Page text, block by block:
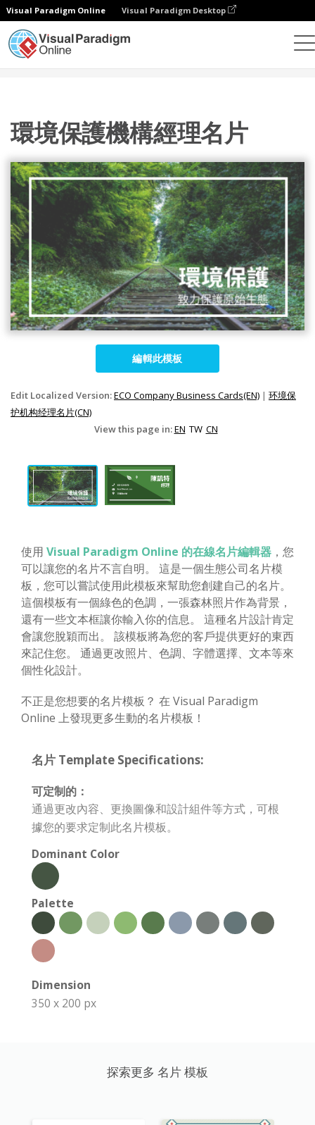
Visual Paradigm Online Visual Paradigm Desktop
環境保護機構經理名片
編輯此模板
Edit Localized Version:ECO Company Business Cards(EN) | 环境保
护机构经理名片(CN)
View this page in:EN TW CN
使用 Visual Paradigm Online 的在線名片編輯器 ，您
可以讓您的名片不言自明。 這是一個生態公司名片模
板，您可以嘗試使用此模板來幫助您創建自己的名片。
這個模板有一個綠色的色調，一張森林照片作為背景，
還有一些文本框讓你輸入你的信息。 這種名片設計肯定
會讓您脫穎而出。 該模板將為您的客戶提供更好的東西
來記住您。 通過更改照片、色調、字體選擇、文本等來
個性化設計。
不正是您想要的名片模板？ 在 Visual Paradigm
Online 上發現更多生動的名片模板！
名片 Template Specifications:
可定制的：
通過更改內容、更換圖像和設計組件等方式，可根
據您的要求定制此名片模板。
Dominant Color
Palette
Dimension
350 x 200 px
探索更多 名片 模板